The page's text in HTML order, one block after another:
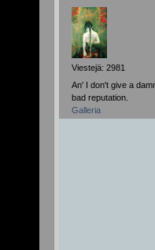
Viestejä: 2981
An' I don't give a
bad reputation.
Galleria